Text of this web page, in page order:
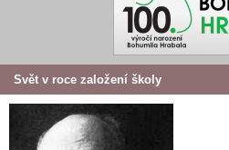
Svět v roce založení školy